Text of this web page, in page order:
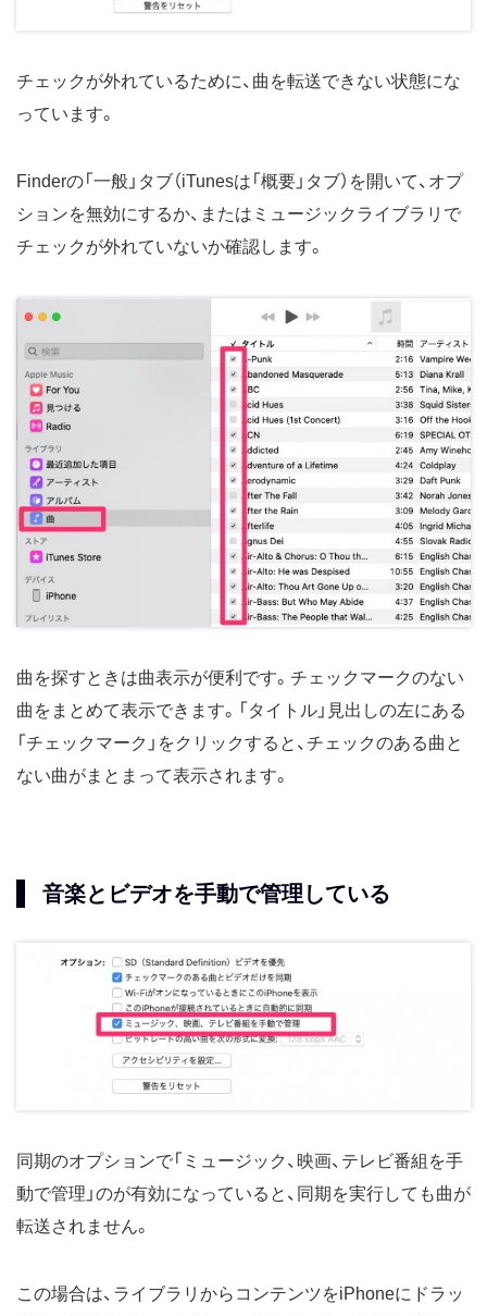
チェックが外れているために、曲を転送できない状態にな
っています。
Finderの「一般」タブ（iTunesは「概要」タブ）を開いて、オプ
ションを無効にするか、またはミュージックライブラリで
チェックが外れていないか確認します。
曲を探すときは曲表示が便利です。チェックマークのない
曲をまとめて表示できます。「タイトル」見出しの左にある
「チェックマーク」をクリックすると、チェックのある曲と
ない曲がまとまって表示されます。
音楽とビデオを手動で管理している
同期のオプションで「ミュージック、映画、テレビ番組を手
動で管理」のが有効になっていると、同期を実行しても曲が
転送されません。
この場合は、ライブラリからコンテンツをiPhoneにドラッ